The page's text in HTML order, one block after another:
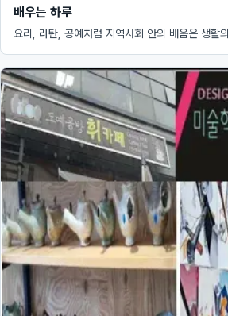
배우는 하루
요리, 라탄, 공예처럼 지역사회 안의 배움은 생활